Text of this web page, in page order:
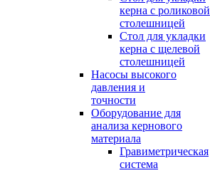
керна с роликовой
столешницей
Стол для укладки
керна с щелевой
столешницей
Насосы высокого
давления и
точности
Оборудование для
анализа кернового
материала
Гравиметрическая
система